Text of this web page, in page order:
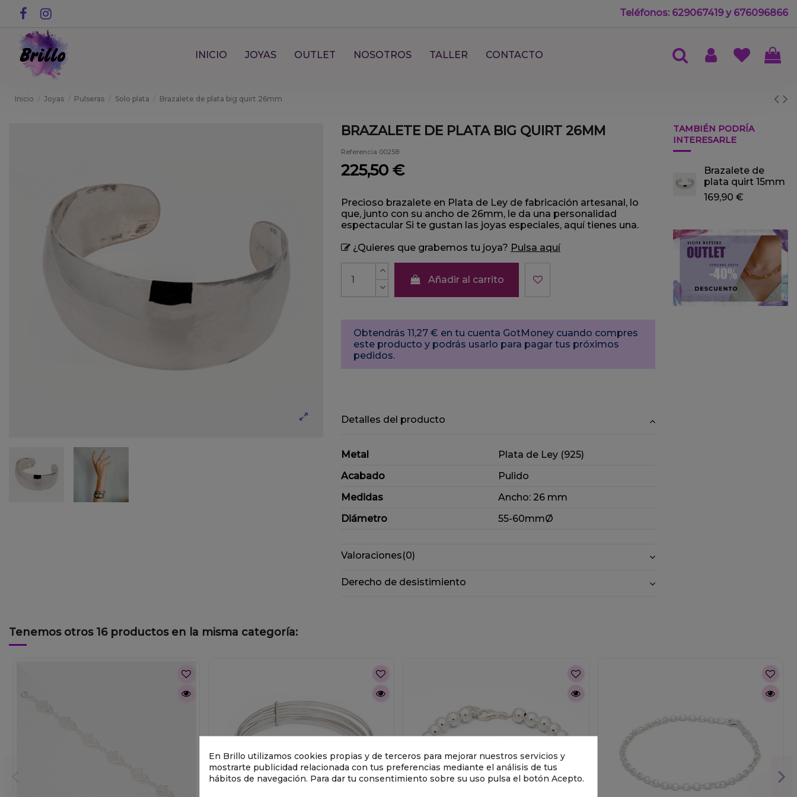
Teléfonos: 629067419 y 676096866
INICIO JOYAS OUTLET NOSOTROS TALLER CONTACTO
Inicio Joyas Pulseras Solo plata Brazalete de plata big quirt 26mm
BRAZALETE DE PLATA BIG QUIRT 26MM
Referencia 00258
225,50 €
Precioso brazalete en Plata de Ley de fabricación artesanal, lo
que, junto con su ancho de 26mm, le da una personalidad
espectacular Si te gustan las joyas especiales, aquí tienes una.
¿Quieres que grabemos tu joya? Pulsa aquí­
Añadir al carrito
Obtendrás 11,27 € en tu cuenta GotMoney cuando compres
este producto y podrás usarlo para pagar tus próximos
pedidos.
Detalles del producto
Metal
Plata de Ley (925)
Acabado
Pulido
Medidas
Ancho: 26 mm
Diámetro
55-60mmØ
Valoraciones(0)
Derecho de desistimiento
TAMBIÉN PODRÍA
INTERESARLE
Brazalete de
plata quirt 15mm
169,90 €
Tenemos otros 16 productos en la misma categoría:
En Brillo utilizamos cookies propias y de terceros para mejorar nuestros servicios y
mostrarte publicidad relacionada con tus preferencias mediante el análisis de tus
hábitos de navegación. Para dar tu consentimiento sobre su uso pulsa el botón Acepto.